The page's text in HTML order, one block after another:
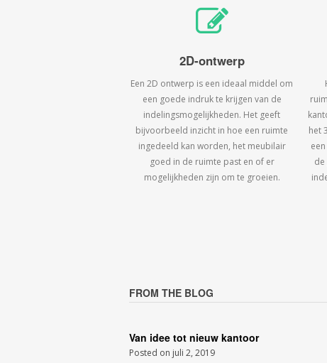
2D-ontwerp
Een 2D ontwerp is een ideaal middel om
een goede indruk te krijgen van de
indelingsmogelijkheden. Het geeft
bijvoorbeeld inzicht in hoe een ruimte
ingedeeld kan worden, het meubilair
goed in de ruimte past en of er
mogelijkheden zijn om te groeien.
het
de
FROM THE BLOG
Van idee tot nieuw kantoor
Posted on juli 2, 2019